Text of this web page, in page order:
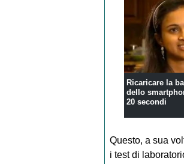
Ricaricare la
dello
20 secondi
Questo, a sua
i test di